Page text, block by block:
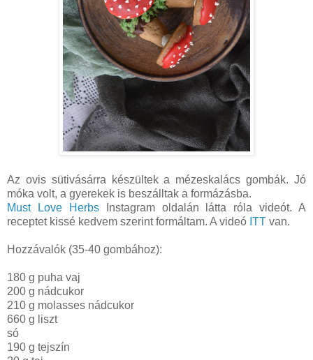
Az ovis sütivásárra készültek a mézeskalács gombák. Jó
móka volt, a gyerekek is beszálltak a formázásba.
Must Love HerbsInstagram oldalán látta róla videót. A
receptet kissé kedvem szerint formáltam. A videó ITT van.
Hozzávalók (35-40 gombához):
180 g puha vaj
200 g nádcukor
210 g molasses nádcukor
660 g liszt
só
190 g tejszín